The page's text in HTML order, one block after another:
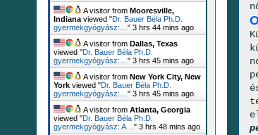
A visitor from Mooresville,
Indiana viewed "Dr. Bauer Béla Ph.D.
gyermekgyógyász:… " 3 hrs 44 mins ago
A visitor from Dallas, Texas
viewed "Dr. Bauer Béla Ph.D.
gyermekgyógyász:… " 3 hrs 45 mins ago
A visitor from New York City, New
York viewed "Dr. Bauer Béla Ph.D.
gyermekgyógyász:… " 3 hrs 45 mins ago
A visitor from Atlanta, Georgia
viewed "Dr. Bauer Béla Ph.D.
gyermekgyógyász: A… " 3 hrs 48 mins ago